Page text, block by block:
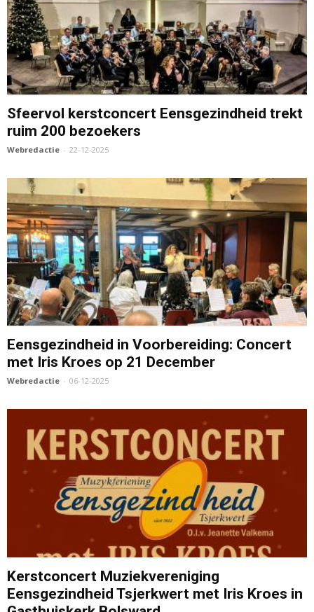
Sfeervol kerstconcert Eensgezindheid trekt
ruim 200 bezoekers
Webredactie - 22-12-2025
Eensgezindheid in Voorbereiding: Concert
met Iris Kroes op 21 December
Webredactie - 06-12-2025
Kerstconcert Muziekvereniging
Eensgezindheid Tsjerkwert met Iris Kroes in